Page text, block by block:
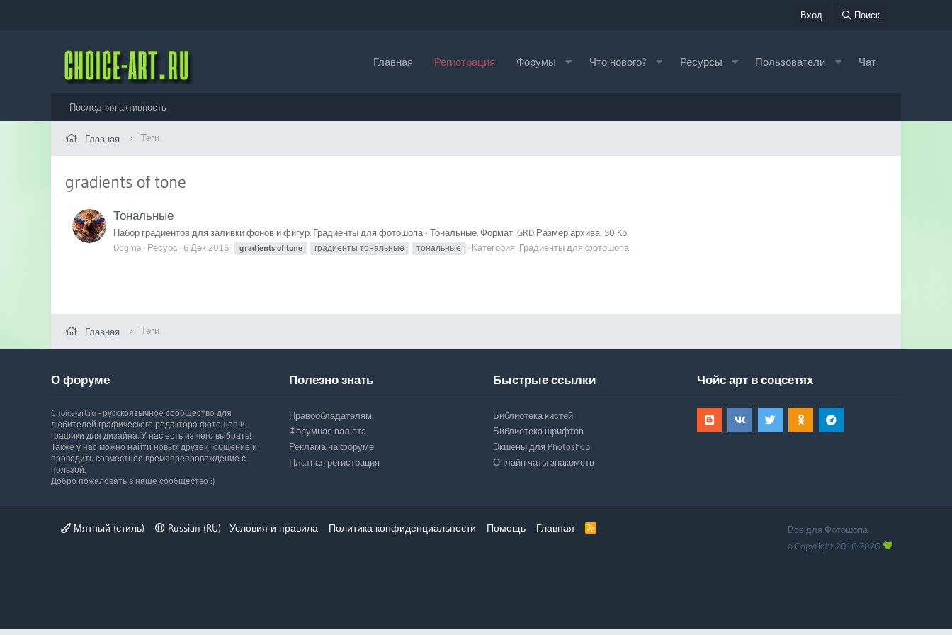
Вход Поиск
Главная Регистрация Форумы Что нового? Ресурсы Пользователи Чат
Последняя активность
Главная Теги
gradients of tone
Тональные
Набор градиентов для заливки фонов и фигур. Градиенты для фотошопа - Тональные. Формат: GRD Размер архива: 50 Kb
Dogma
Ресурс 6 Дек 2016 gradients of tone градиенты тональные тональные Категория: Градиенты для фотошопа
Главная Теги
О форуме
Choice-art.ru - русскоязычное сообщество для
любителей графического редактора фотошоп и
графики для дизайна. У нас есть из чего выбрать!
Также у нас можно найти новых друзей, общение и
проводить совместное времяпрепровождение с
пользой.
Добро пожаловать в наше сообщество :)
Полезно знать
Правообладателям
Форумная валюта
Реклама на форуме
Платная регистрация
Быстрые ссылки
Библиотека кистей
Библиотека шрифтов
Экшены для Photoshop
Онлайн чаты знакомств
Чойс арт в соцсетях
Мятный (стиль) Russian (RU) Условия и правила Политика конфиденциальности Помощь Главная
R
Все для Фотошопа
© Copyright 2016-2026